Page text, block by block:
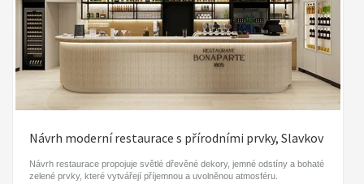
Návrh moderní restaurace s přírodními prvky, Slavkov
Návrh restaurace propojuje světlé dřevěné dekory, jemné odstíny a bohaté
zelené prvky, které vytvářejí příjemnou a uvolněnou atmosféru.